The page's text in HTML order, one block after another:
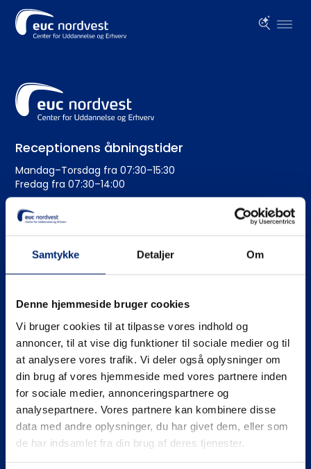
Samtykke Detaljer Om
Denne hjemmeside bruger cookies
Vi bruger cookies til at tilpasse vores indhold og
annoncer, til at vise dig funktioner til sociale medier og til
at analysere vores trafik. Vi deler også oplysninger om
din brug af vores hjemmeside med vores partnere inden
for sociale medier, annonceringspartnere og
analysepartnere. Vores partnere kan kombinere disse
data med andre oplysninger, du har givet dem, eller som
de har indsamlet fra din brug af deres tjenester.
Receptionens åbningstider
Mandag–Torsdag fra 07:30–15:30
Fredag fra 07:30–14:00
Administration
euc@eucnordvest.dk
CVR nr.: 3930 1016
Se mere på
Gymnasiale uddannelser (HHX | HTX)
Erhvervsuddannelser (EUD | EUX)